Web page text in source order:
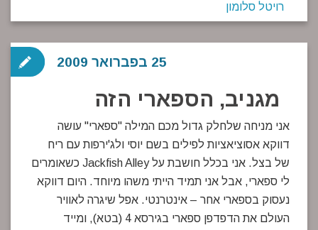
רויטל סלומון
מגניב, הספארי הזה
אני מניחה שלחלק גדול מכם המילה "ספארי" עושה
דווקא אסוציאציות לפילים בשם יוסי ולג'ירפות עם ריח
של בצל. אני בכלל חושבת על Jackfish Alley כשאומרים
לי ספארי, אבל אני תמיד הייתי משהו מיוחד. היום דווקא
נעסוק בספארי אחר – אינטרנטי. אפל שיגרה לאוויר
העולם את הדפדפן ספארי בגירסא 4 (בטא), ומייד
25 בפברואר 2009